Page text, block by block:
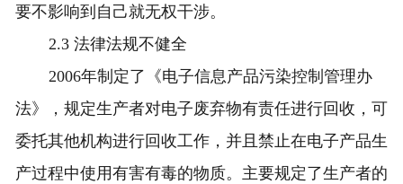
要不影响到自己就无权干涉。
2.3 法律法规不健全
2006年制定了《电子信息产品污染控制管理办
法》，规定生产者对电子废弃物有责任进行回收，可
委托其他机构进行回收工作，并且禁止在电子产品生
产过程中使用有害有毒的物质。主要规定了生产者的